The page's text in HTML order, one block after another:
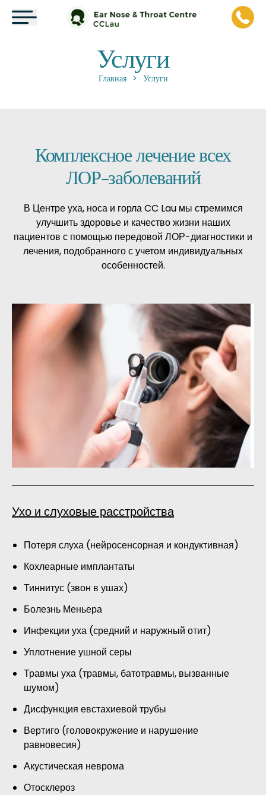
Услуги
Главная > Услуги
Комплексное лечение всех
ЛОР-заболеваний
В Центре уха, носа и горла CC Lau мы стремимся
улучшить здоровье и качество жизни наших
пациентов с помощью передовой ЛОР-диагностики и
лечения, подобранного с учетом индивидуальных
особенностей.
Ухо и слуховые расстройства
Потеря слуха (нейросенсорная и кондуктивная)
Кохлеарные имплантаты
Тиннитус (звон в ушах)
Болезнь Меньера
Инфекции уха (средний и наружный отит)
Уплотнение ушной серы
Травмы уха (травмы, батотравмы, вызванные
шумом)
Дисфункция евстахиевой трубы
Вертиго (головокружение и нарушение
равновесия)
Акустическая неврома
Отосклероз